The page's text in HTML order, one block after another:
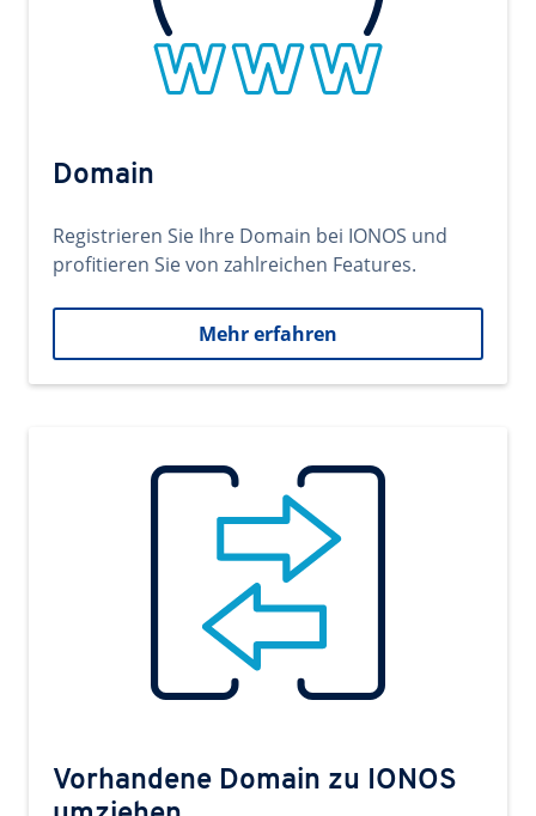
Domain
Registrieren Sie Ihre Domain bei IONOS und
profitieren Sie von zahlreichen Features.
Mehr erfahren
Vorhandene Domain zu IONOS